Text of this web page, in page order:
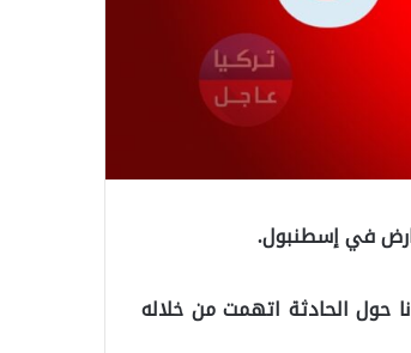
في إسطنبول.
حول الحادثة اتهمت من خلاله